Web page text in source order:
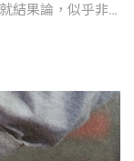
結果論，似乎非